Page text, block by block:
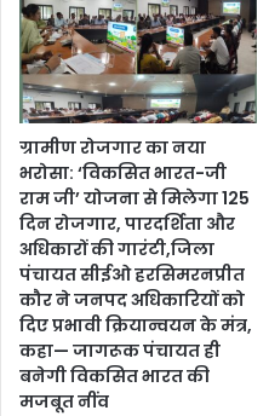
ग्रामीण रोजगार का नया
भरोसा: ‘विकसित भारत-जी
राम जी’ योजना से मिलेगा 125
दिन रोजगार, पारदर्शिता और
अधिकारों की गारंटी,जिला
पंचायत सीईओ हरसिमरनप्रीत
कौर ने जनपद अधिकारियों को
दिए प्रभावी क्रियान्वयन के मंत्र,
कहा— जागरूक पंचायत ही
बनेगी विकसित भारत की
मजबूत नींव